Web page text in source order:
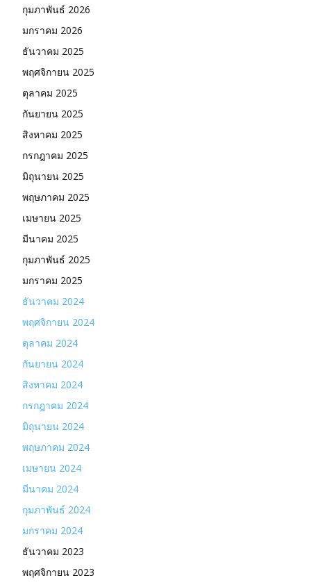
กุมภาพันธ์ 2026
มกราคม 2026
ธันวาคม 2025
พฤศจิกายน 2025
ตุลาคม 2025
กันยายน 2025
สิงหาคม 2025
กรกฎาคม 2025
มิถุนายน 2025
พฤษภาคม 2025
เมษายน 2025
มีนาคม 2025
กุมภาพันธ์ 2025
มกราคม 2025
ธันวาคม 2024
พฤศจิกายน 2024
ตุลาคม 2024
กันยายน 2024
สิงหาคม 2024
กรกฎาคม 2024
มิถุนายน 2024
พฤษภาคม 2024
เมษายน 2024
มีนาคม 2024
กุมภาพันธ์ 2024
มกราคม 2024
ธันวาคม 2023
พฤศจิกายน 2023